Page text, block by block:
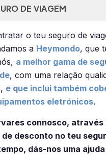
DE VIAGEM
o teu seguro de
a Heymondo, que
a melhor gama de
, com uma relação
e que inclui também
eletrónicos.
connosco, através
desconto no teu
dás-nos uma